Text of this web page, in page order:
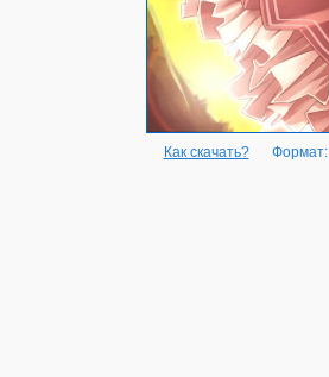
Как скачать? Формат: